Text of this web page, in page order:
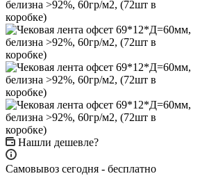
Нашли дешевле?
Самовывоз сегодня - бесплатно